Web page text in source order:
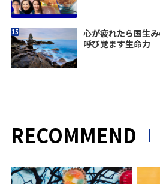
心が疲れたら国生
呼び覚ます生命力
RECOMMEND